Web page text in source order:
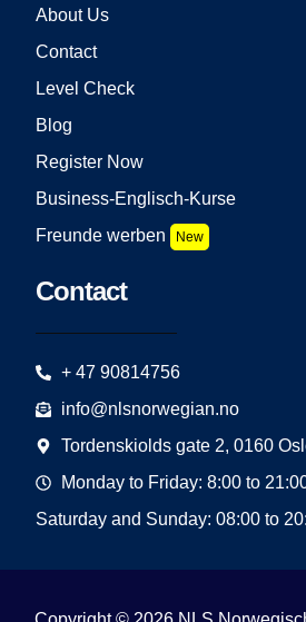
About Us
Contact
Level Check
Blog
Register Now
Business-Englisch-Kurse
Freunde werben
New
Contact
+ 47 90814756
info@nlsnorwegian.no
Tordenskiolds gate 2, 0160
Monday to Friday: 8:00 to
Saturday and Sunday: 08:00 to